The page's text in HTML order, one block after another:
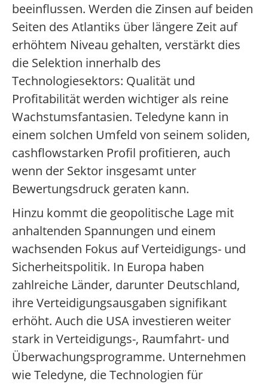
beeinflussen. Werden die Zinsen auf beiden
Seiten des Atlantiks über längere Zeit auf
erhöhtem Niveau gehalten, verstärkt dies
die Selektion innerhalb des
Technologiesektors: Qualität und
Profitabilität werden wichtiger als reine
Wachstumsfantasien. Teledyne kann in
einem solchen Umfeld von seinem soliden,
cashflowstarken Profil profitieren, auch
wenn der Sektor insgesamt unter
Bewertungsdruck geraten kann.
Hinzu kommt die geopolitische Lage mit
anhaltenden Spannungen und einem
wachsenden Fokus auf Verteidigungs- und
Sicherheitspolitik. In Europa haben
zahlreiche Länder, darunter Deutschland,
ihre Verteidigungsausgaben signifikant
erhöht. Auch die USA investieren weiter
stark in Verteidigungs-, Raumfahrt- und
Überwachungsprogramme. Unternehmen
wie Teledyne, die Technologien für